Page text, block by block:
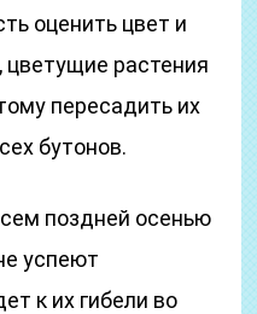
оценить цвет и
цветущие растения
пересадить их
бутонов.
поздней осенью
успеют
к их гибели во